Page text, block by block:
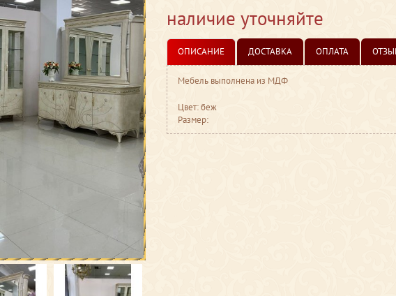
наличие уточняйте
ОПИСАНИЕ ДОСТАВКА ОПЛАТА
Мебель выполнена из МДФ
Цвет: беж
Размер: